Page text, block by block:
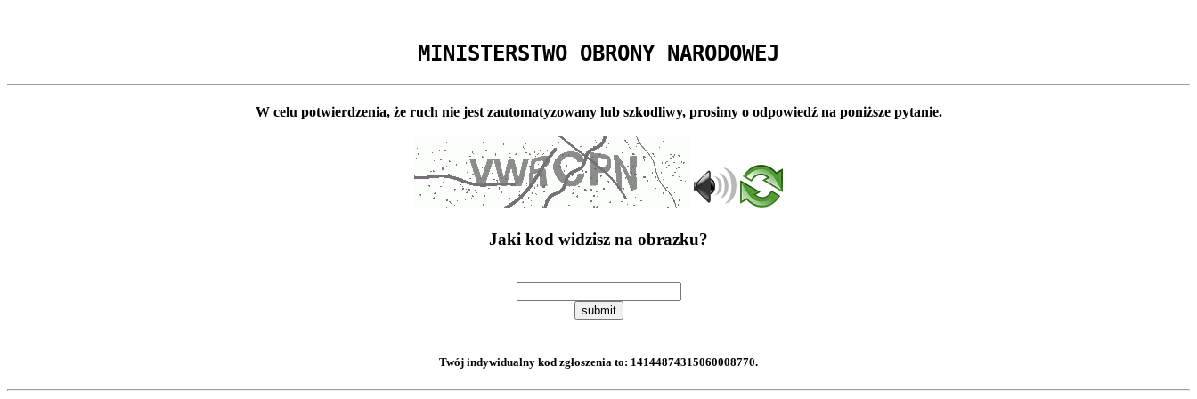
MINISTERSTWO OBRONY NARODOWEJ
W celu potwierdzenia, że ruch nie jest zautomatyzowany lub szkodliwy, prosimy o odpowiedź na poniższe pytanie.
Jaki kod widzisz na obrazku?
submit
Twój indywidualny kod zgłoszenia to: 14144874315060008770.